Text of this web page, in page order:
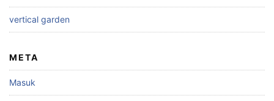
vertical garden
META
Masuk